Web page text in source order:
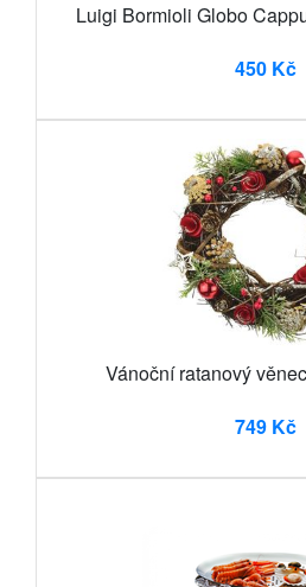
Luigi Bormioli Globo
450 Kč
Vánoční ratanový
749 Kč